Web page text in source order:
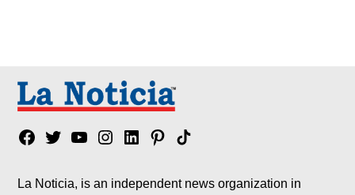
Facebook
TwitterYouTubeInstagram
LinkedinPinterest
Tik
La Noticia, is an independent news organization in